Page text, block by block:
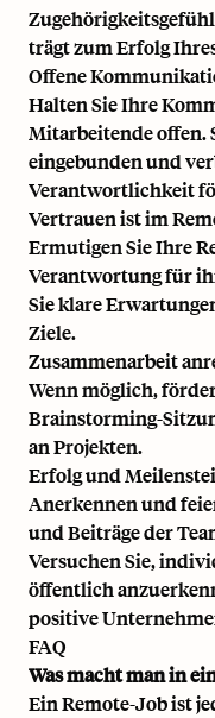
trägt zum Erfolg
Offene
Halten Sie Ihre
Mitarbeitende offen.
eingebunden und
Verantwortlichkeit
Vertrauen ist im
Ermutigen Sie Ihre
Verantwortung für
Sie klare
Ziele.
Zusammenarbeit
Wenn möglich,
Brainstorming-
an Projekten.
Erfolg und
Anerkennen und
und Beiträge der
Versuchen Sie,
öffentlich
positive
FAQ
Was macht man in
Ein Remote-Job ist